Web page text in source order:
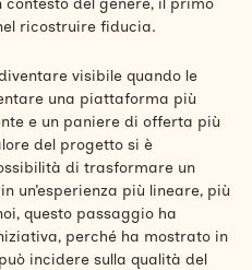
del genere, il primo
ricostruire fiducia.
visibile quando le
una piattaforma più
e un paniere di offerta più
del progetto si è
di trasformare un
un’esperienza più lineare, più
questo passaggio ha
perché ha mostrato in
incidere sulla qualità del